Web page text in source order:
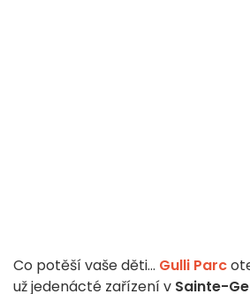
Co potěší vaše děti... Gulli Parc
už jedenácté zařízení v Sainte-